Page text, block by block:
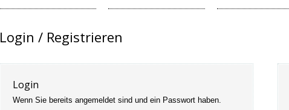
Login / Registrieren
Login
Wenn Sie bereits angemeldet sind und ein Passwort haben.